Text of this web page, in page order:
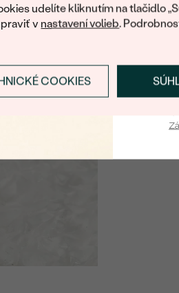
udelíte kliknutím na tlačidlo
v nastavení volieb.
COOKIES